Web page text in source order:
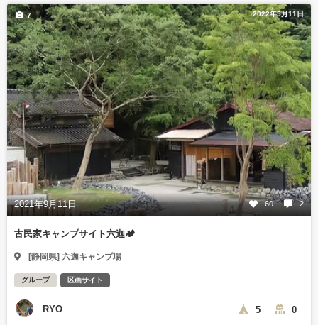
2022年5月11日
2021年9月11日 60 2
7
古民家キャンプサイト六迦🏕
[静岡県] 六迦キャンプ場
グループ 区画サイト
RYO 5 0